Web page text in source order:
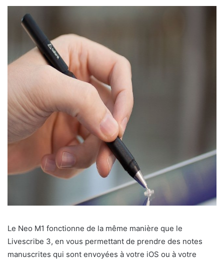
Le Neo M1 fonctionne de la même manière que le
Livescribe 3, en vous permettant de prendre des notes
manuscrites qui sont envoyées à votre iOS ou à votre